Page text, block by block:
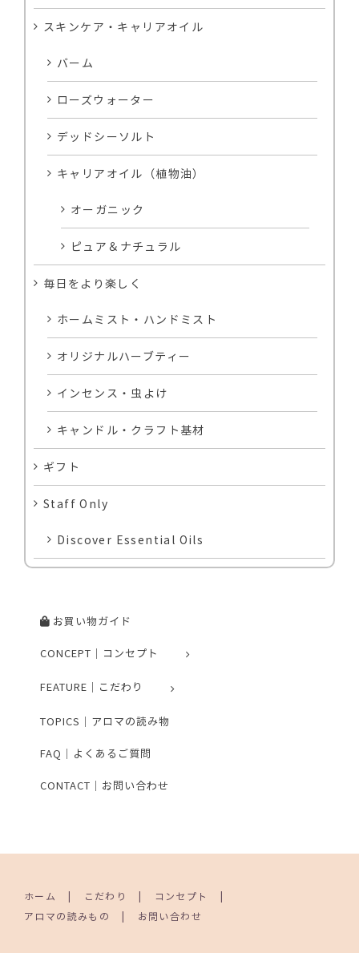
スキンケア・キャリアオイル
バーム
ローズウォーター
デッドシーソルト
キャリアオイル（植物油）
オーガニック
ピュア＆ナチュラル
毎日をより楽しく
ホームミスト・ハンドミスト
オリジナルハーブティー
インセンス・虫よけ
キャンドル・クラフト基材
ギフト
Staff Only
Discover Essential Oils
お買い物ガイド
CONCEPT｜コンセプト
FEATURE｜こだわり
TOPICS｜アロマの読み物
FAQ｜よくあるご質問
CONTACT｜お問い合わせ
ホーム こだわり
コンセプト
アロマの読みもの
お問い合わせ